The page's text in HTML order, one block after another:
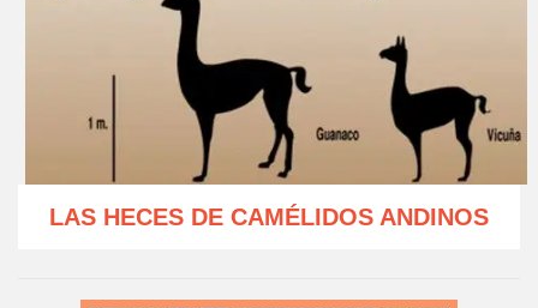
LAS HECES DE CAMÉLIDOS ANDINOS